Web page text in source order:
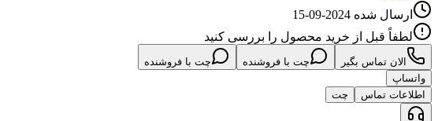
ارسال شده 2024-09-15
لطفاً قبل از خرید محصول را بررسی کنید
الان تماس بگیر چت با فروشنده
چت با فروشنده
واتساپ
اطلاعات تماس
چت